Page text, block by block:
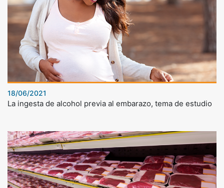
18/06/2021
La ingesta de alcohol previa al embarazo, tema de estudio